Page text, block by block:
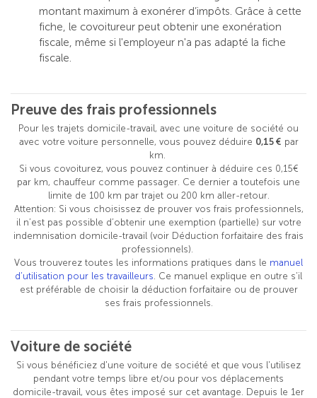
montant maximum à exonérer d’impôts. Grâce à cette
fiche, le covoitureur peut obtenir une exonération
fiscale, même si l'employeur n'a pas adapté la fiche
fiscale.
Preuve des frais professionnels
Pour les trajets domicile-travail, avec une voiture de société ou
avec votre voiture personnelle, vous pouvez déduire 0,15 € par
km.
Si vous covoiturez, vous pouvez continuer à déduire ces 0,15€
par km, chauffeur comme passager. Ce dernier a toutefois une
limite de 100 km par trajet ou 200 km aller-retour.
Attention: Si vous choisissez de prouver vos frais professionnels,
il n’est pas possible d’obtenir une exemption (partielle) sur votre
indemnisation domicile-travail (voir Déduction forfaitaire des frais
professionnels).
Vous trouverez toutes les informations pratiques dans le manuel
d’utilisation pour les travailleurs. Ce manuel explique en outre s’il
est préférable de choisir la déduction forfaitaire ou de prouver
ses frais professionnels.
Voiture de société
Si vous bénéficiez d'une voiture de société et que vous l'utilisez
pendant votre temps libre et/ou pour vos déplacements
domicile-travail, vous êtes imposé sur cet avantage. Depuis le 1er